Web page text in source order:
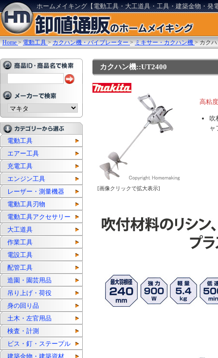
ホームメイキング【電動工具・大工道具・工具・建築金物・発
Home >電動工具 >カクハン機・バイブレーター >ミキサー・カクハン機 >カク
電動工具
エアー工具
充電工具
エンジン工具
レーザー・測量機器
電動工具刃物
電動工具アクセサリー
大工道具
作業工具
電設工具
配管工具
造園・園芸用品
吊り上げ・荷役
身の回り品
土木・左官用品
検査・計測
ビス・釘・ステープル
建築金物・建築資材
カクハン機::UT2400
[画像クリックで拡大表示]
高粘
吹
ャ